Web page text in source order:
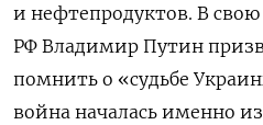
и нефтепродуктов. В
РФ Владимир Путин
помнить о «судьбе
война началась именно